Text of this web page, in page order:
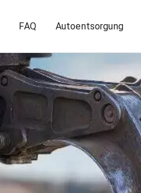
FAQ Autoentsorgung